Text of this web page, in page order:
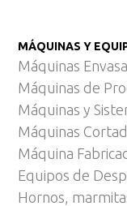
MÁQUINAS Y
Máquinas
Máquinas de
Máquinas y
Máquinas
Máquina
Equipos de
Hornos,